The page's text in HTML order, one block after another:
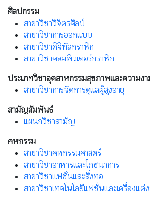
ศิลปกรรม
สาขาวิชาวิจิตรศิลป์
สาขาวิชาการออกแบบ
สาขาวิชาดิจิทัลกราฟิก
สาขาวิชาคอมพิวเตอร์กราฟิก
ประเภทวิชาอุตสาหกรรมสุขภาพและความงา
สาขาวิชาการจัดการดูแลผู้สูงอายุ
สามัญสัมพันธ์
แผนกวิชาสามัญ
คหกรรม
สาขาวิชาคหกรรมศาสตร์
สาขาวิชาอาหารและโภชนาการ
สาขาวิชาแฟชั่นและสิ่งทอ
สาขาวิชาเทคโนโลยีแฟชั่นและเครื่องแต่